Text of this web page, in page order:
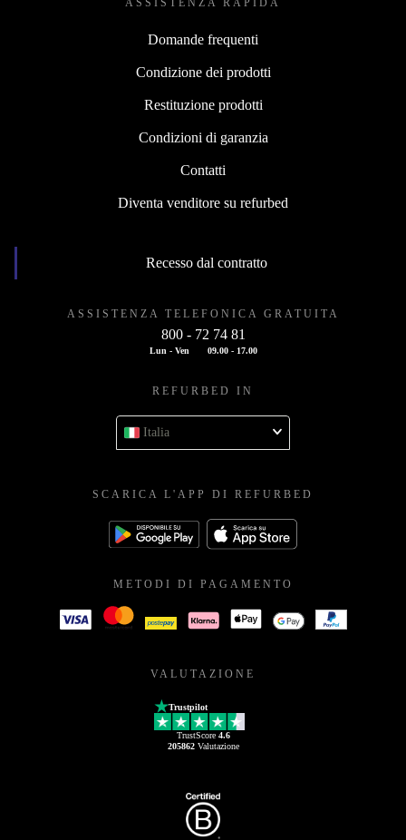
ASSISTENZA RAPIDA
Domande frequenti
Condizione dei prodotti
Restituzione prodotti
Condizioni di garanzia
Contatti
Diventa venditore su refurbed
Recesso dal contratto
ASSISTENZA TELEFONICA GRATUITA
800 - 72 74 81
Lun - Ven 09.00 - 17.00
REFURBED IN
Italia
SCARICA L'APP DI REFURBED
METODI DI PAGAMENTO
VALUTAZIONE
Trustpilot
TrustScore 4.6
205862Valutazione